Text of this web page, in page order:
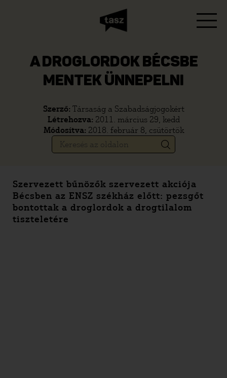
A DROGLORDOK BÉCSBE
MENTEK ÜNNEPELNI
Szerző: Társaság a Szabadságjogokért
Létrehozva: 2011. március 29, kedd
Módosítva: 2018. február 8, csütörtök
Szervezett bűnözők szervezett akciója
Bécsben az ENSZ székház előtt: pezsgőt
bontottak a droglordok a drogtilalom
tiszteletére